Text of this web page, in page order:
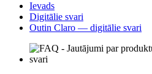
Ievads
Digitālie svari
Outin Claro — digitālie svari